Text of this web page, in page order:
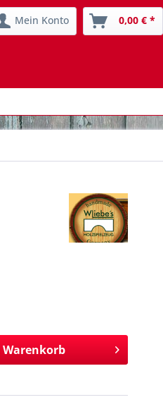
Mein Konto 0,00 € *
Warenkorb